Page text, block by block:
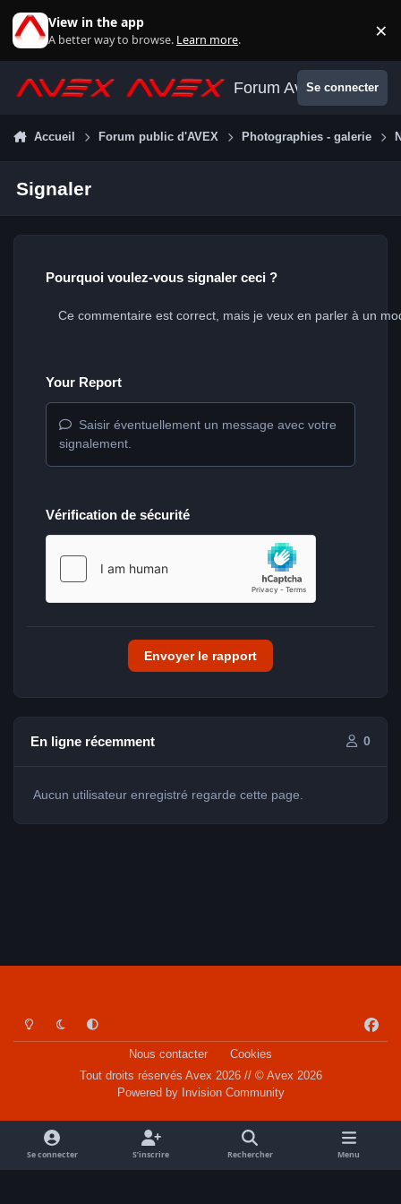
View in the app
A better way to browse. Learn more. ×
Forum AvexSe connecter
Accueil Forum public d'AVEX Photographies - galerie
Signaler
Pourquoi voulez-vous signaler ceci ?
Your Report
Saisir éventuellement un message avec votre
signalement.
Vérification de sécurité
Envoyer le rapport
En ligne récemment 0
Aucun utilisateur enregistré regarde cette page.
Light ModeDark ModeSystem Preference
a
o
k
Nous contacter
Cookies
Tout droits réservés Avex 2026 // © Avex 2026
Powered by Invision Community
Se connecter S’inscrire Rechercher Menu